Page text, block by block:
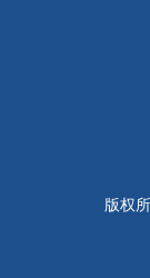
版权